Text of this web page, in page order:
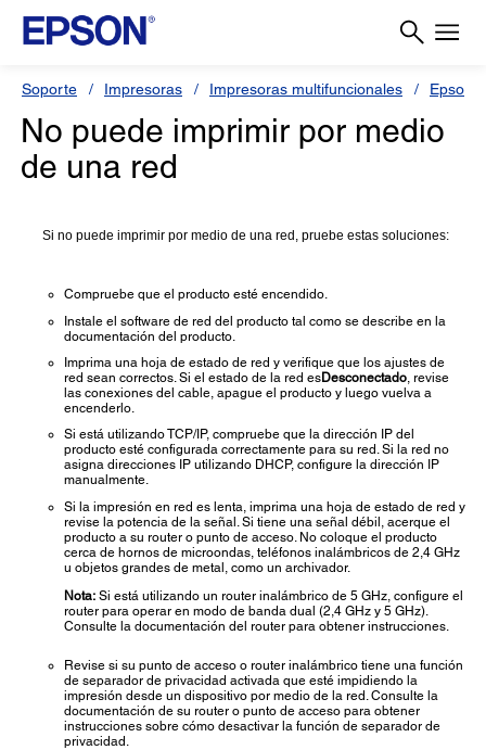
Soporte Impresoras Impresoras multifuncionales Epson L
No puede imprimir por medio
de una red
Si no puede imprimir por medio de una red, pruebe estas soluciones:
Compruebe que el producto esté encendido.
Instale el software de red del producto tal como se describe en la
documentación del producto.
Imprima una hoja de estado de red y verifique que los ajustes de
red sean correctos. Si el estado de la red esDesconectado, revise
las conexiones del cable, apague el producto y luego vuelva a
encenderlo.
Si está utilizando TCP/IP, compruebe que la dirección IP del
producto esté configurada correctamente para su red. Si la red no
asigna direcciones IP utilizando DHCP, configure la dirección IP
manualmente.
Si la impresión en red es lenta, imprima una hoja de estado de red y
revise la potencia de la señal. Si tiene una señal débil, acerque el
producto a su router o punto de acceso. No coloque el producto
cerca de hornos de microondas, teléfonos inalámbricos de 2,4 GHz
u objetos grandes de metal, como un archivador.
Nota: Si está utilizando un router inalámbrico de 5 GHz, configure el
router para operar en modo de banda dual (2,4 GHz y 5 GHz).
Consulte la documentación del router para obtener instrucciones.
Revise si su punto de acceso o router inalámbrico tiene una función
de separador de privacidad activada que esté impidiendo la
impresión desde un dispositivo por medio de la red. Consulte la
documentación de su router o punto de acceso para obtener
instrucciones sobre cómo desactivar la función de separador de
privacidad.